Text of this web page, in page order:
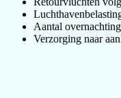
Aantal
Verzorging naar